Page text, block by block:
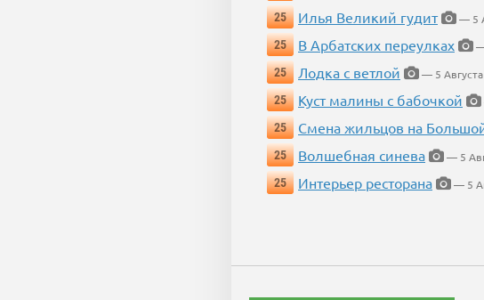
25
Илья Великий гудит
— 5
25
В Арбатских переулках
25
Лодка с ветлой
— 5 Августа
25
Куст малины с бабочкой
25
Смена жильцов на
25
Волшебная синева
— 5
25
Интерьер ресторана — 5